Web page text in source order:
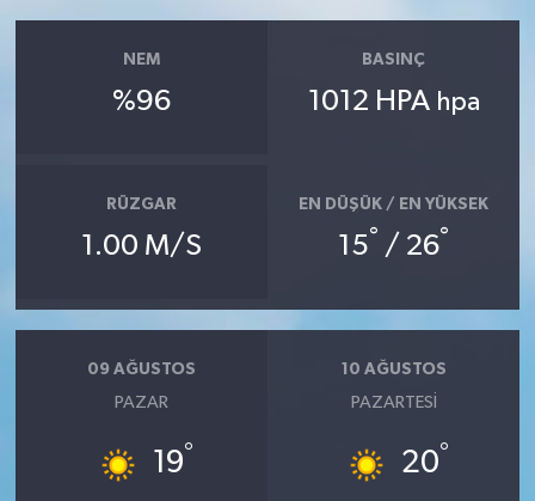
NEM
%96
BASINÇ
1012 HPA hpa
RÜZGAR
1.00 M/S
EN DÜŞÜK / EN YÜKSEK
15° / 26°
09 AĞUSTOS
PAZAR
19°
10 AĞUSTOS
PAZARTESI
20°